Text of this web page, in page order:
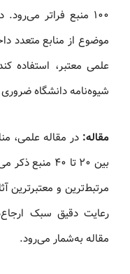
۱۰۰ منبع فراتر
موضوع از منابع متعدد
علمی معتبر، استفاده
شیوه‌نامه دانشگاه
مقاله: در مقاله علمی،
بین ۲۰ تا ۴۰
مرتبط‌ترین و
رعایت دقیق سبک
مقاله به‌شمار می‌رود.